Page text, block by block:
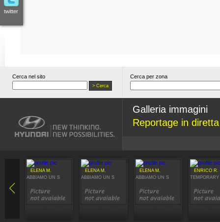
twitter
Cerca nel sito Cerca per zona
Galleria immagini
Reportage in
ELENA M.
ABBIAMO UN S
ELENA M.
ABBIAMO UN S
ELENA M.
ABBIAMO UN S
ENRICO R.